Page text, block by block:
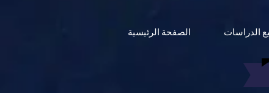
الصفحة الرئيسية الدراسات